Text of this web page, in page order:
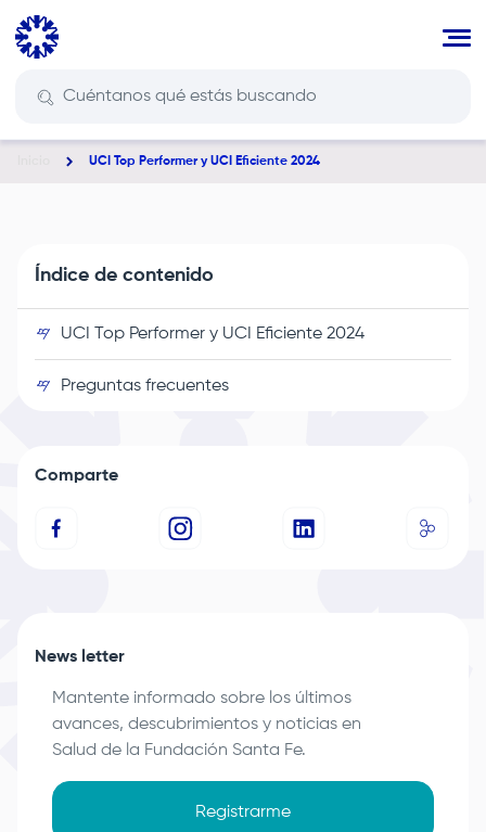
Pasar
principal
UCI Top Performer y UCI Eficiente 2024
Índice de contenido
UCI Top Performer y UCI Eficiente 2024
Preguntas frecuentes
Comparte
News letter
Mantente informado sobre los últimos
avances, descubrimientos y noticias en
Salud de la Fundación Santa Fe.
Registrarme